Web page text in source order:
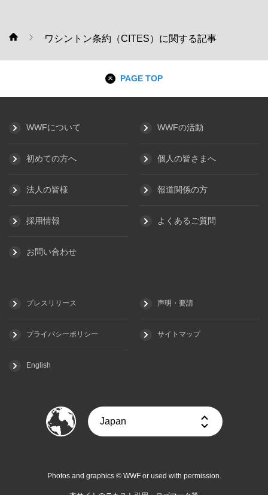
WWF ワシントン条約（CITES）に関する記事
PAGE TOP
WWFについて WWFの活動
初めての方へ 個人の皆さまへ
法人の皆様 報道関係の方
採用情報 よくあるご質問
お問い合わせ
プレスリリース 声明・要請
プライバシーポリシー サイトマップ
English
Photos and graphics © WWF or used with permission.